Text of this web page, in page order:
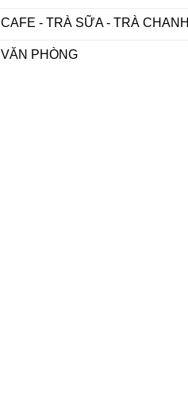
CAFE - TRÀ SỮA - TRÀ CHANH
VĂN PHÒNG